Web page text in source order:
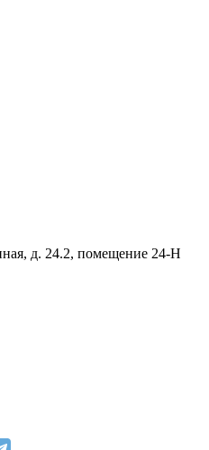
д. 24.2, помещение 24-Н